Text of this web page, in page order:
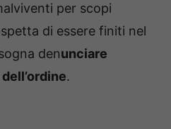
per scopi
di essere finiti nel
denunciare
.